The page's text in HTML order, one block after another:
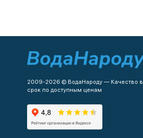
2009-2026 © ВодаНароду — Качество в
срок по доступным ценам